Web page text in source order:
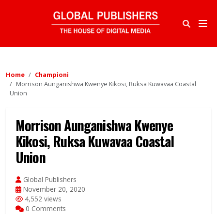
Home
Championi
Morrison Aunganishwa Kwenye Kikosi, Ruksa Kuwavaa Coastal
Union
Morrison Aunganishwa Kwenye
Kikosi, Ruksa Kuwavaa Coastal
Union
Global Publishers
November 20, 2020
4,552 views
0 Comments